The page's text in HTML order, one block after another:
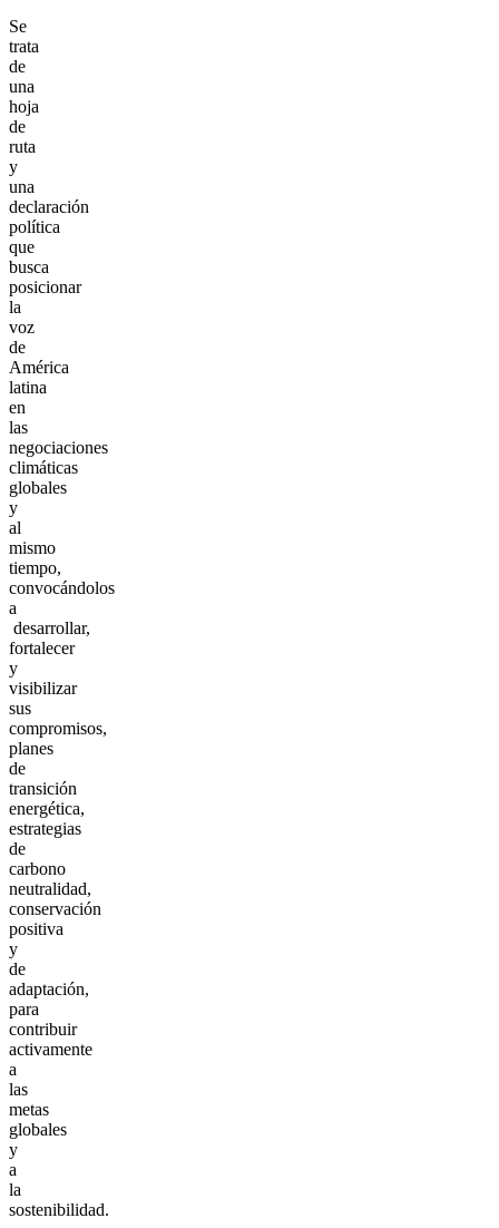
Se
trata
de
una
hoja
de
ruta
y
una
declaración
política
que
busca
posicionar
la
voz
de
América
latina
en
las
negociaciones
climáticas
globales
y
al
mismo
tiempo,
convocándolos
a
desarrollar,
fortalecer
y
visibilizar
sus
compromisos,
planes
de
transición
energética,
estrategias
de
carbono
neutralidad,
conservación
positiva
y
de
adaptación,
para
contribuir
activamente
a
las
metas
globales
y
a
la
sostenibilidad.